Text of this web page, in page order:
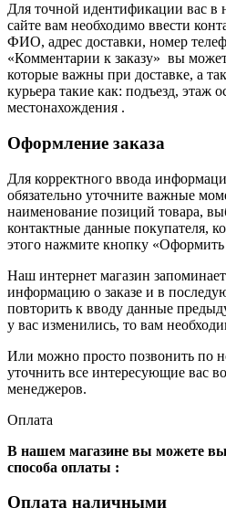
Для точной идентификации вас в
сайте вам необходимо ввести
ФИО, адрес доставки, номер
«Комментарии к заказу» вы
которые важны при доставке, а
курьера такие как: подъезд, этаж
местонахождения .
Оформление заказа
Для корректного ввода
обязательно уточните важные
наименование позиций товара,
контактные данные покупателя,
этого нажмите кнопку «Оформить
Наш интернет магазин
информацию о заказе и в
повторить к вводу данные
у вас изменились, то вам
Или можно просто позвонить по
уточнить все интересующие вас
менеджеров.
Оплата
В нашем магазине вы можете
способа оплаты :
Оплата наличными